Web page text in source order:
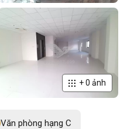
+0 ảnh
Văn phòng hạng C